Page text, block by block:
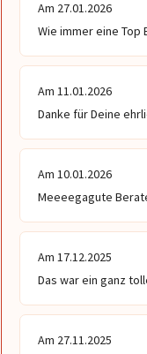
Am 27.01.2026
Wie immer eine Top
Am 11.01.2026
Danke für Deine
Am 10.01.2026
Meeeegagute
Am 17.12.2025
Das war ein ganz
Am 27.11.2025